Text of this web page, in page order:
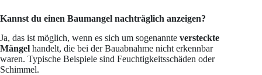
Kannst du einen Baumangel nachträglich anzeigen?
Ja, das ist möglich, wenn es sich um sogenannte versteckte
Mängel handelt, die bei der Bauabnahme nicht erkennbar
waren. Typische Beispiele sind Feuchtigkeitsschäden oder
Schimmel.